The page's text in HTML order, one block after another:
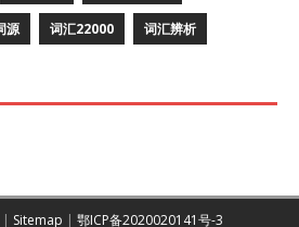
源 词汇22000 词汇辨析
| Sitemap | 鄂ICP备2020020141号-3